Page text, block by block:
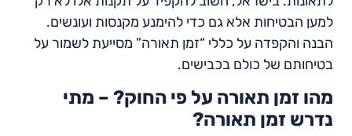
למען הבטיחות אלא גם כדי להימנע מקנסות ועונשים.
הבנה והקפדה על כללי “זמן תאורה” מסייעת לשמור על
בטיחותם של כולם בכבישים.
מהו זמן תאורה על פי החוק? – מתי
נדרש זמן תאורה?